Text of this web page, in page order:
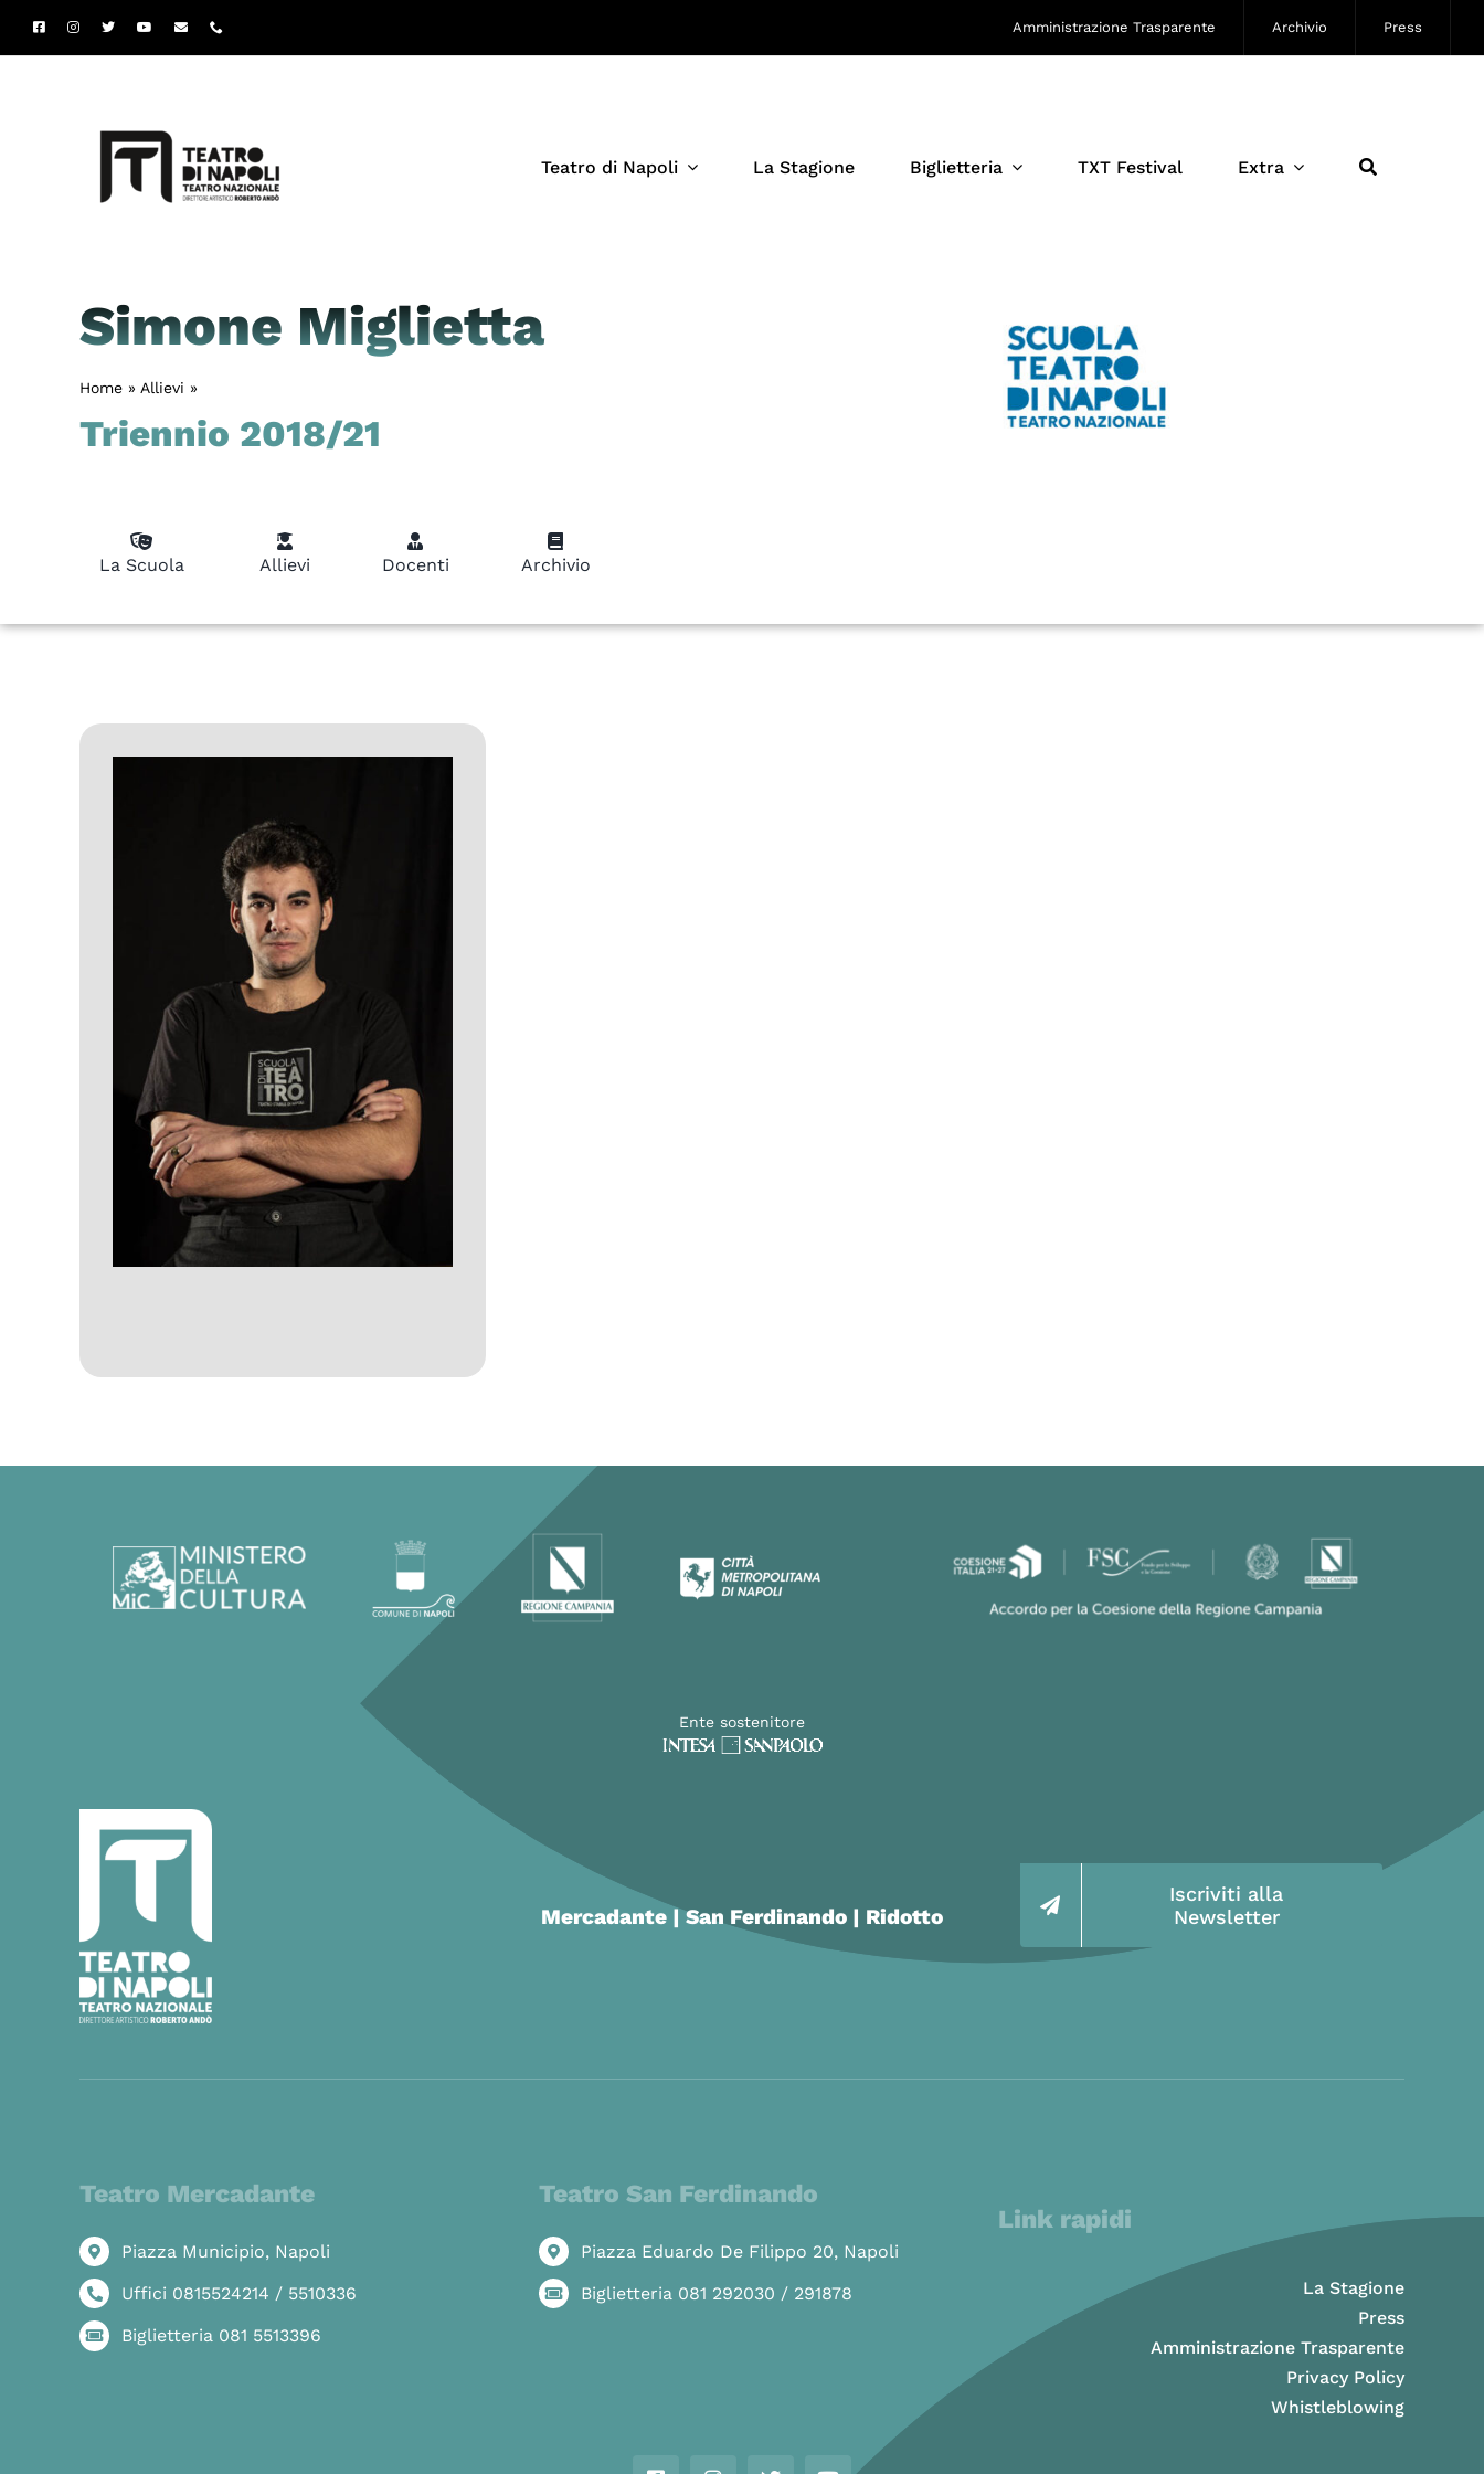
Amministrazione Trasparente Archivio Press
Teatro di Napoli La Stagione Biglietteria TXT Festival Extra
Simone Miglietta
Home» Allievi »
Triennio 2018/21
La Scuola Allievi Docenti Archivio
Ente sostenitore
Mercadante | San Ferdinando | Ridotto
Iscriviti alla
Newsletter
Teatro Mercadante
Piazza Municipio, Napoli
Uffici 0815524214 / 5510336
Biglietteria 081 5513396
Teatro San Ferdinando
Piazza Eduardo De Filippo 20, Napoli
Biglietteria 081 292030 / 291878
Link rapidi
La Stagione
Press
Amministrazione Trasparente
Privacy Policy
Whistleblowing